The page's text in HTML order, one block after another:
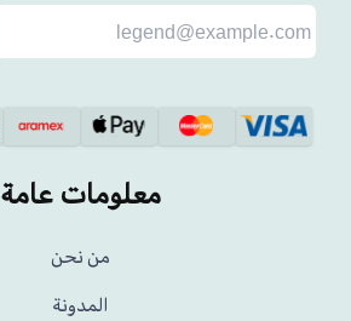
معلومات عامة
من نحن
المدونة